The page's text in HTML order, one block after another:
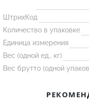
Трубка
Стержень
Пробка
Подставка
Лодочка
Ковш
ШтрихКод
Количество в упаковке
Единица измерения
Вес (одной ед., кг)
Вес брутто (одной